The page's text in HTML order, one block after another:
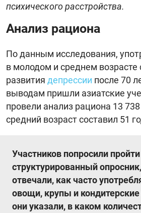
психического расстройства.
Анализ рациона
По данным исследования,
в молодом и среднем возрасте
развития депрессии после 70
выводам пришли азиатские
провели анализ рациона 13
средний возраст составил 51
Участников попросили пройти
структурированный
отвечали, как часто
овощи, крупы и
они указали, в каком